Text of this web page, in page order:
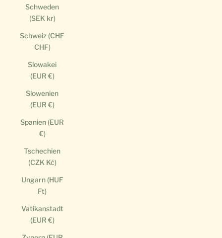
Schweden
(SEK kr)
Schweiz (CHF
CHF)
Slowakei
(EUR €)
Slowenien
(EUR €)
Spanien (EUR
€)
Tschechien
(CZK Kč)
Ungarn (HUF
Ft)
Vatikanstadt
(EUR €)